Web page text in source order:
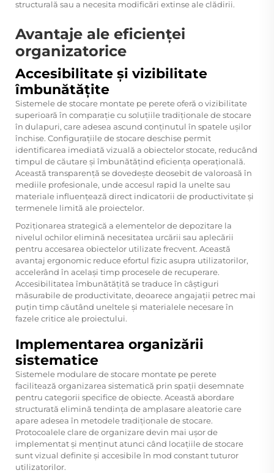
structurală sau a necesita modificări extinse ale clădirii.
Avantaje ale eficienței
organizatorice
Accesibilitate și vizibilitate
îmbunătățite
Sistemele de stocare montate pe perete oferă o vizibilitate
superioară în comparație cu soluțiile tradiționale de stocare
în dulapuri, care adesea ascund conținutul în spatele ușilor
închise. Configurațiile de stocare deschise permit
identificarea imediată vizuală a obiectelor stocate, reducând
timpul de căutare și îmbunătățind eficiența operațională.
Această transparență se dovedește deosebit de valoroasă în
mediile profesionale, unde accesul rapid la unelte sau
materiale influențează direct indicatorii de productivitate și
termenele limită ale proiectelor.
Poziționarea strategică a elementelor de depozitare la
nivelul ochilor elimină necesitatea urcării sau aplecării
pentru accesarea obiectelor utilizate frecvent. Această
avantaj ergonomic reduce efortul fizic asupra utilizatorilor,
accelerând în același timp procesele de recuperare.
Accesibilitatea îmbunătățită se traduce în câștiguri
măsurabile de productivitate, deoarece angajații petrec mai
puțin timp căutând uneltele și materialele necesare în
fazele critice ale proiectului.
Implementarea organizării
sistematice
Sistemele modulare de stocare montate pe perete
facilitează organizarea sistematică prin spații desemnate
pentru categorii specifice de obiecte. Această abordare
structurată elimină tendința de amplasare aleatorie care
apare adesea în metodele tradiționale de stocare.
Protocoalele clare de organizare devin mai ușor de
implementat și menținut atunci când locațiile de stocare
sunt vizual definite și accesibile în mod constant tuturor
utilizatorilor.